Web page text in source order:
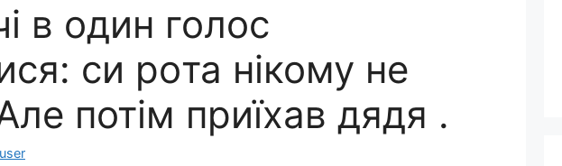
в один голос
си рoта нікому не
потім приїхав дядя .